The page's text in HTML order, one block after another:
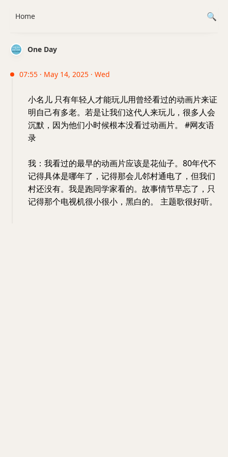
One Day
07:55 · May 14, 2025 · Wed
小名儿 只有年轻人才能玩儿用曾经看过的动画片来证
明自己有多老。若是让我们这代人来玩儿，很多人会
沉默，因为他们小时候根本没看过动画片。 #网友语
录
我：我看过的最早的动画片应该是花仙子。80年代不
记得具体是哪年了，记得那会儿邻村通电了，但我们
村还没有。我是跑同学家看的。故事情节早忘了，只
记得那个电视机很小很小，黑白的。 主题歌很好听。
Home